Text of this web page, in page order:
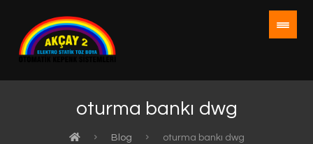
oturma bankı dwg
Blog oturma bankı dwg